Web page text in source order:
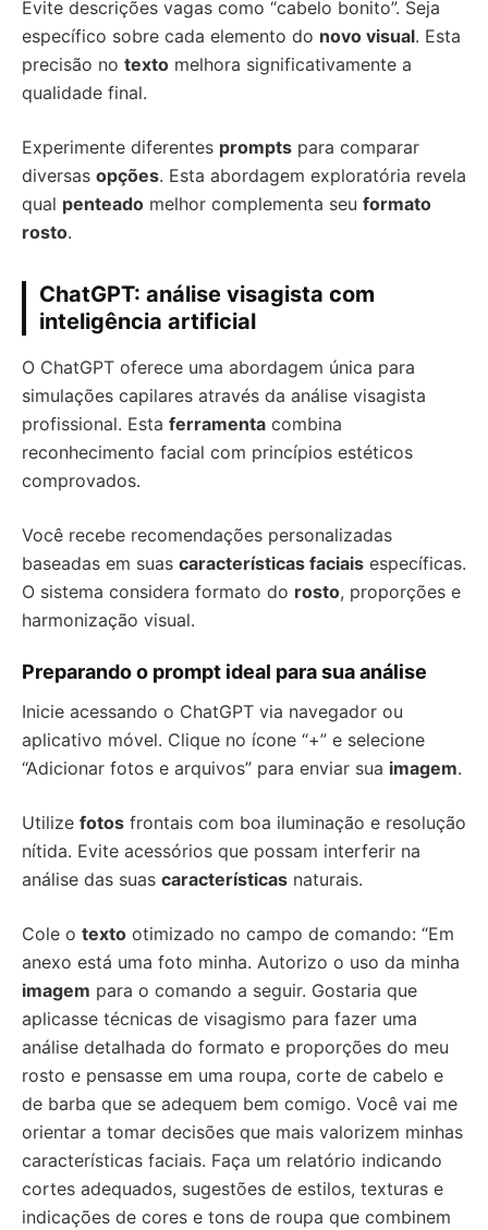
Evite descrições vagas como “cabelo bonito”. Seja
específico sobre cada elemento do novo visual. Esta
precisão no texto melhora significativamente a
qualidade final.
Experimente diferentes prompts para comparar
diversas opções. Esta abordagem exploratória revela
qual penteado melhor complementa seu formato
rosto.
ChatGPT: análise visagista com
inteligência artificial
O ChatGPT oferece uma abordagem única para
simulações capilares através da análise visagista
profissional. Esta ferramenta combina
reconhecimento facial com princípios estéticos
comprovados.
Você recebe recomendações personalizadas
baseadas em suas características faciais específicas.
O sistema considera formato do rosto, proporções e
harmonização visual.
Preparando o prompt ideal para sua análise
Inicie acessando o ChatGPT via navegador ou
aplicativo móvel. Clique no ícone “+” e selecione
“Adicionar fotos e arquivos” para enviar sua imagem.
Utilize fotos frontais com boa iluminação e resolução
nítida. Evite acessórios que possam interferir na
análise das suas características naturais.
Cole o texto otimizado no campo de comando: “Em
anexo está uma foto minha. Autorizo o uso da minha
imagem para o comando a seguir. Gostaria que
aplicasse técnicas de visagismo para fazer uma
análise detalhada do formato e proporções do meu
rosto e pensasse em uma roupa, corte de cabelo e
de barba que se adequem bem comigo. Você vai me
orientar a tomar decisões que mais valorizem minhas
características faciais. Faça um relatório indicando
cortes adequados, sugestões de estilos, texturas e
indicações de cores e tons de roupa que combinem